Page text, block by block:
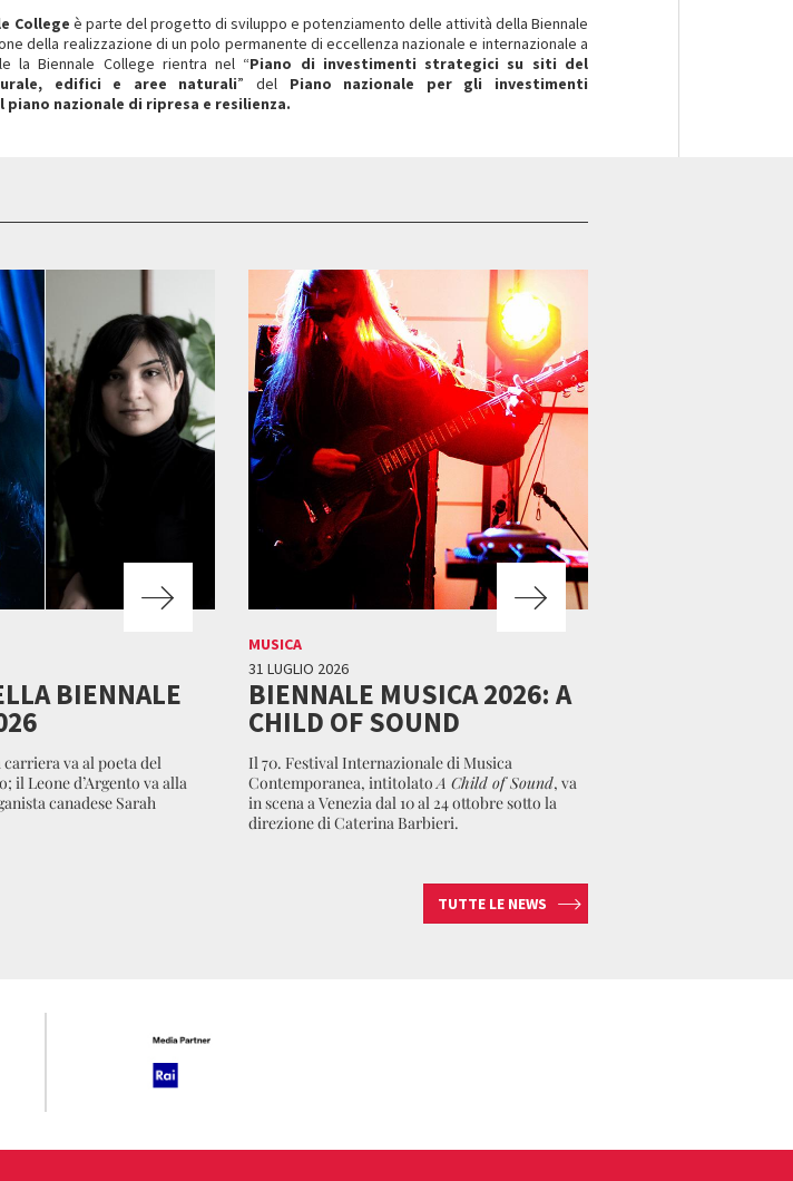
College è parte del progetto di sviluppo e potenziamento delle attività della Biennale
della realizzazione di un polo permanente di eccellenza nazionale e internazionale a
la Biennale College rientra nel “Piano di investimenti strategici su siti del
edifici e aree naturali” del Piano nazionale per gli investimenti
piano nazionale di ripresa e resilienza.
BIENNALE
carriera va al poeta del
il Leone d’Argento va alla
canadese Sarah
MUSICA
31 LUGLIO 2026
BIENNALE MUSICA 2026: A
CHILD OF SOUND
Il 70. Festival Internazionale di Musica
Contemporanea, intitolatoA Child of Sound, va
in scena a Venezia dal 10 al 24 ottobre sotto la
direzione di Caterina Barbieri.
TUTTE LE NEWS